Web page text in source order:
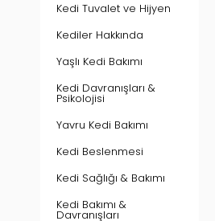
Kedi Tuvalet ve Hijyen
Kediler Hakkında
Yaşlı Kedi Bakımı
Kedi Davranışları &
Psikolojisi
Yavru Kedi Bakımı
Kedi Beslenmesi
Kedi Sağlığı & Bakımı
Kedi Bakımı &
Davranışları